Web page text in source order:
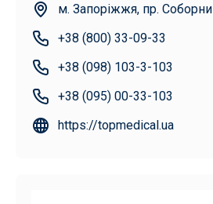
м. Запоріжжя, пр.
+38 (800) 33-09-33
+38 (098) 103-3-103
+38 (095) 00-33-103
https://topmedical.ua